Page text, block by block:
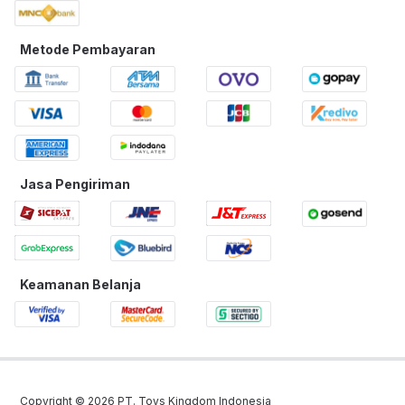
Metode Pembayaran
Jasa Pengiriman
Keamanan Belanja
Copyright © 2026 PT. Toys Kingdom Indonesia